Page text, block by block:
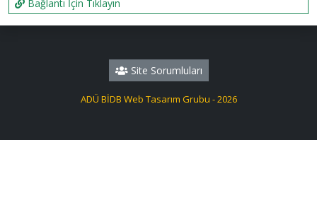
Bağlantı İçin Tıklayın
Site Sorumluları
ADÜ BİDB Web Tasarım Grubu - 2026